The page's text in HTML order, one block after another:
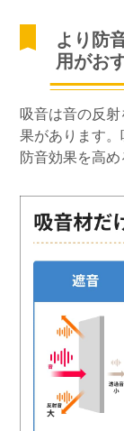
より防
用がお
吸音は音の反
果があります。
防音効果を高